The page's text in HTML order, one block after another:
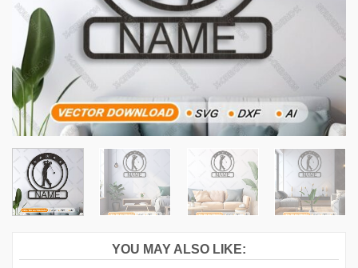
YOU MAY ALSO LIKE: